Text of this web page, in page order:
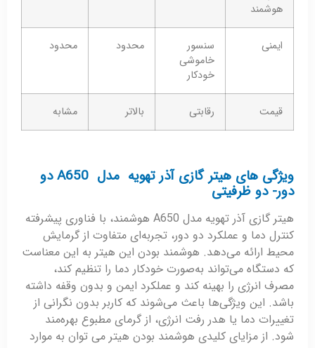
هوشمند
ایمنی
سنسور
خاموشی
خودکار
محدود محدود
قیمت رقابتی بالاتر مشابه
ویژگی های هیتر گازی آذر تهویه مدل A650 دو
دور- دو ظرفیتی
هیتر گازی آذر تهویه مدل A650 هوشمند، با فناوری پیشرفته
کنترل دما و عملکرد دو دور، تجربه‌ای متفاوت از گرمایش
محیط ارائه می‌دهد. هوشمند بودن این هیتر به این معناست
که دستگاه می‌تواند به‌صورت خودکار دما را تنظیم کند،
مصرف انرژی را بهینه کند و عملکرد ایمن و بدون وقفه داشته
باشد. این ویژگی‌ها باعث می‌شوند که کاربر بدون نگرانی از
تغییرات دما یا هدر رفت انرژی، از گرمای مطبوع بهره‌مند
شود. از مزایای کلیدی هوشمند بودن هیتر می توان به موارد